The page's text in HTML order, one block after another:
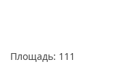
Площадь: 111